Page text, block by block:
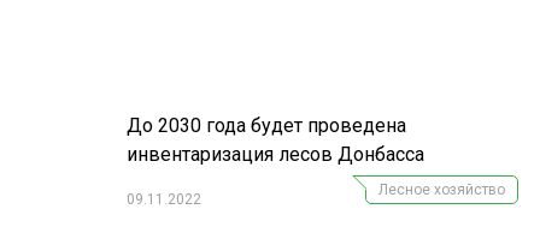
До 2030 года будет проведена
инвентаризация лесов Донбасса
09.11.2022
Лесное хозяйство